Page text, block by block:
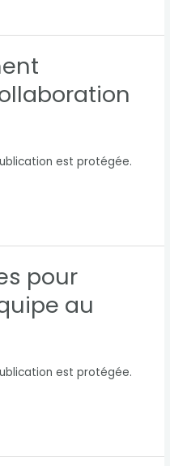
est protégée.
pour
au
est protégée.